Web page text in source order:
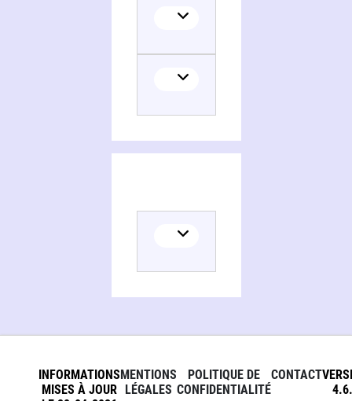
INFORMATIONS
MISES À JOUR
MENTIONS
LÉGALES
POLITIQUE DE
CONFIDENTIALITÉ
CONTACT